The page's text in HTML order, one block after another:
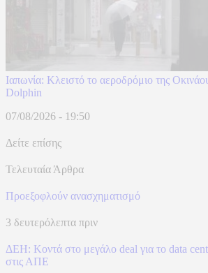
Ιαπωνία: Κλειστό το αεροδρόμιο της
Dolphin
07/08/2026 - 19:50
Δείτε επίσης
Τελευταία Άρθρα
Προεξοφλούν ανασχηματισμό
3 δευτερόλεπτα πριν
ΔΕΗ: Κοντά στο μεγάλο deal για το data
στις ΑΠΕ